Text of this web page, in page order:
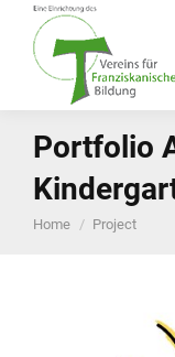
Portfolio
You are here:
Home Project